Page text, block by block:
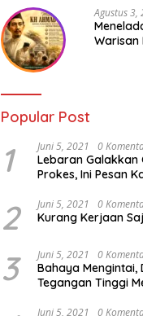
Agustus 3,
Warisan
Popular Post
1 Juni 5, 2021 0
Lebaran Galakkan
Prokes, Ini Pesan
2 Juni 5, 2021 0
Kurang Kerjaan
3 Juni 5, 2021 0
Bahaya Mengintai,
Tegangan Tinggi
Juni 5, 2021 0